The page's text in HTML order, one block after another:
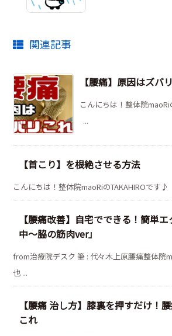
関連記事
【腰痛】原因はズバ
こんにちは！整体院
...
【首こり】を根絶させる方法
こんにちは！整体院maoRiのTAKAHIROです
【腰痛改善】自宅でできる！簡単
中〜脇の筋肉ver」
from治療院デスク 筆 : 代々木上原腰痛整体院
也 ...
【腰痛 治し方】膝裏を押すだけ！
これ